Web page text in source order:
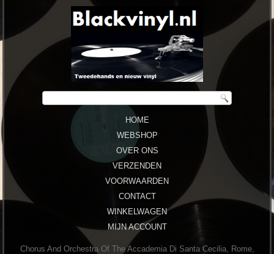
HOME
WEBSHOP
OVER ONS
VERZENDEN
VOORWAARDEN
CONTACT
WINKELWAGEN
MIJN ACCOUNT
Chorus And Orchestra Of The Accademia Di Santa Cecilia, Rome,